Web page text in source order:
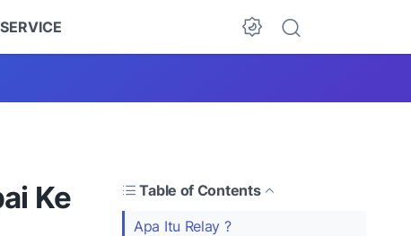
SERVICE
Ke
Table of Contents
Apa Itu Relay ?